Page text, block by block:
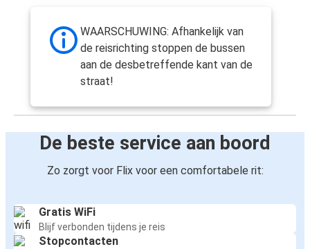
WAARSCHUWING: Afhankelijk van
de reisrichting stoppen de bussen
aan de desbetreffende kant van de
straat!
De beste service aan boord
Zo zorgt voor Flix voor een comfortabele rit:
Gratis WiFi
Blijf verbonden tijdens je reis
Stopcontacten